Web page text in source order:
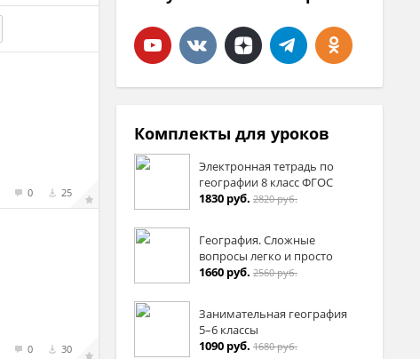
0 25
0 30
Комплекты для уроков
Электронная тетрадь по
географии 8 класс ФГОС
1830 руб. 2820 руб.
География. Сложные
вопросы легко и просто
1660 руб. 2560 руб.
Занимательная география
5–6 классы
1090 руб. 1680 руб.